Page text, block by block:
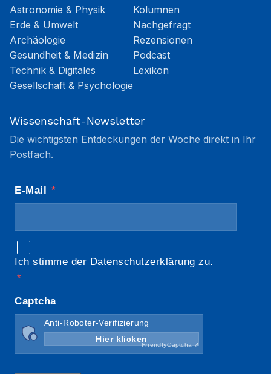
Astronomie & Physik
Erde & Umwelt
Archäologie
Gesundheit & Medizin
Technik & Digitales
Gesellschaft & Psychologie
Kolumnen
Nachgefragt
Rezensionen
Podcast
Lexikon
Wissenschaft-Newsletter
Die wichtigsten Entdeckungen der Woche direkt in Ihr
Postfach.